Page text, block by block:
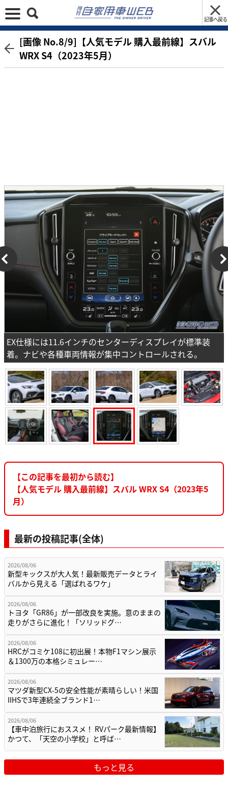
記事へ戻る
[画像 No.8/9]【人気モデル 購入最前線】スバル
WRX S4（2023年5月）
EX仕様には11.6インチのセンターディスプレイが標準装
着。ナビや各種車両情報が集中コントロールされる。
【この記事を最初から読む】
【人気モデル 購入最前線】スバル WRX S4（2023年5
月）
最新の投稿記事(全体)
2026/08/06
新型キックスが大人気！最新販売データとライ
バルから見える「選ばれるワケ」
2026/08/06
トヨタ「GR86」が一部改良を実施。意のままの
走りがさらに進化！「ソリッドグ…
2026/08/06
HRCがコミケ108に初出展！本物F1マシン展示
＆1300万の本格シミュレー…
2026/08/06
マツダ新型CX-5の安全性能が素晴らしい！米国
IIHSで3年連続全ブランド1…
2026/08/06
【車中泊旅行におススメ！ RVパーク最新情報】
かつて、「天空の小学校」と呼ば…
もっと見る